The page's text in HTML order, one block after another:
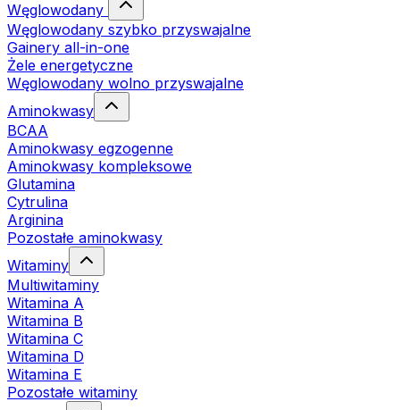
Węglowodany
Węglowodany szybko przyswajalne
Gainery all-in-one
Żele energetyczne
Węglowodany wolno przyswajalne
Aminokwasy
BCAA
Aminokwasy egzogenne
Aminokwasy kompleksowe
Glutamina
Cytrulina
Arginina
Pozostałe aminokwasy
Witaminy
Multiwitaminy
Witamina A
Witamina B
Witamina C
Witamina D
Witamina E
Pozostałe witaminy